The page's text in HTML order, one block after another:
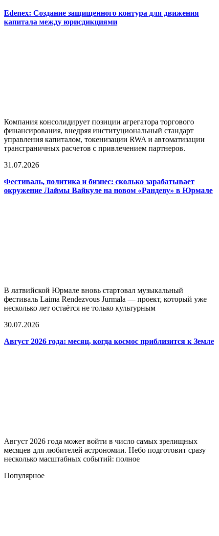
Edenex: Создание защищенного контура для движения
капитала между юрисдикциями
Компания консолидирует позиции агрегатора торгового
финансирования, внедряя институциональный стандарт
управления капиталом, токенизации RWA и автоматизации
трансграничных расчетов с привлечением партнеров.
31.07.2026
Фестиваль, политика и бизнес: сколько зарабатывает
окружение Лаймы Вайкуле на новом «Рандеву» в Юрмале
В латвийской Юрмале вновь стартовал музыкальный
фестиваль Laima Rendezvous Jurmala — проект, который уже
несколько лет остаётся не только культурным
30.07.2026
Август 2026 года: месяц, когда космос приблизится к Земле
Август 2026 года может войти в число самых зрелищных
месяцев для любителей астрономии. Небо подготовит сразу
несколько масштабных событий: полное
Популярное